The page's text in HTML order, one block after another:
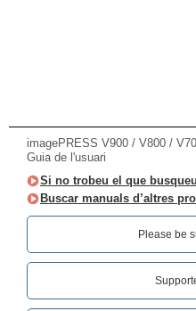
imagePRESS V900 / V800 /
Guia de l'usuari
Si no trobeu el que
Buscar manuals d’altres
Please be